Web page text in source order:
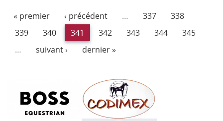
« premier ‹ précédent … 337
338
339
340 341 342 343 344
345
…
suivant › dernier »